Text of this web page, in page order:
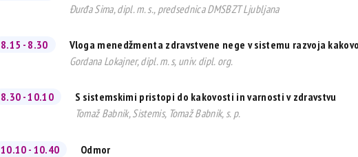
Đurđa Sima, dipl. m. s., predsednica DMSBZT Ljubljana
8.15 - 8.30
Vloga menedžmenta zdravstvene nege v sistemu razvoja
Gordana Lokajner, dipl. m. s, univ. dipl. org.
8.30 - 10.10
S sistemskimi pristopi do kakovosti in varnosti v zdravstvu
Tomaž Babnik, Sistemis, Tomaž Babnik, s. p.
10.10 - 10.40
Odmor